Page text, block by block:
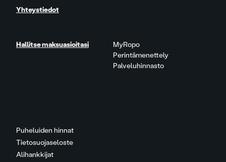
Puheluiden hinnat
Tietosuojaseloste
Alihankkijat
Yhteystiedot
Hallitse maksuasioitasi
MyRopo
Perintämenettely
Palveluhinnasto